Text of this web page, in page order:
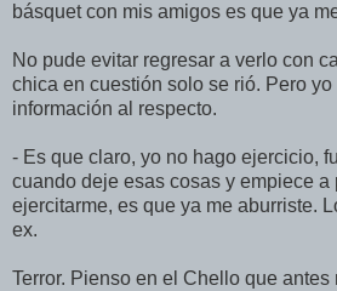
básquet con mis amigos es que ya
No pude evitar regresar a verlo con
chica en cuestión solo se rió. Pero
información al respecto.
- Es que claro, yo no hago ejercicio,
cuando deje esas cosas y empiece a
ejercitarme, es que ya me aburriste.
ex.
Terror. Pienso en el Chello que antes